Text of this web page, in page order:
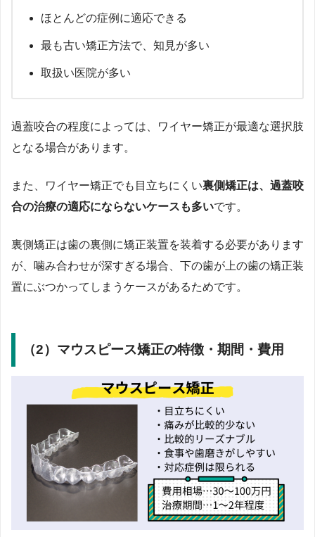
ほとんどの症例に適応できる
最も古い矯正方法で、知見が多い
取扱い医院が多い
過蓋咬合の程度によっては、ワイヤー矯正が最適な選択肢
となる場合があります。
また、ワイヤー矯正でも目立ちにくい裏側矯正は、過蓋咬
合の治療の適応にならないケースも多いです。
裏側矯正は歯の裏側に矯正装置を装着する必要があります
が、噛み合わせが深すぎる場合、下の歯が上の歯の矯正装
置にぶつかってしまうケースがあるためです。
（2）マウスピース矯正の特徴・期間・費用